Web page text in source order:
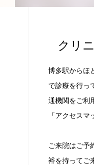
クリ
博多駅からほ
で診療を行っ
通機関をご利
「アクセスマ
ご来院はご予
裕を持ってご